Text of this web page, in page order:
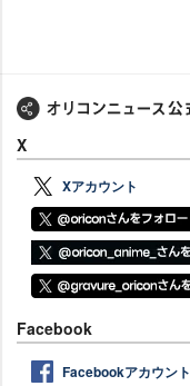
X
Xアカウント
Facebook
Facebookアカウント